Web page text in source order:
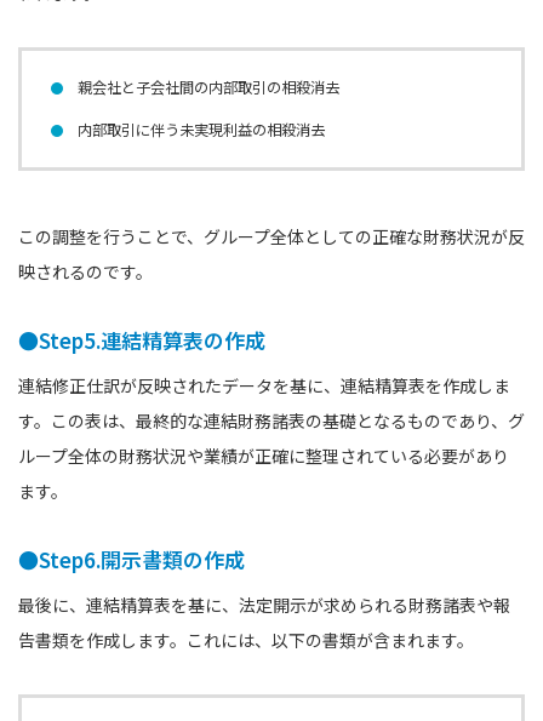
親会社と子会社間の内部取引の相殺消去
内部取引に伴う未実現利益の相殺消去
この調整を行うことで、グループ全体としての正確な財務状況が反
映されるのです。
●Step5.連結精算表の作成
連結修正仕訳が反映されたデータを基に、連結精算表を作成しま
す。この表は、最終的な連結財務諸表の基礎となるものであり、グ
ループ全体の財務状況や業績が正確に整理されている必要があり
ます。
●Step6.開示書類の作成
最後に、連結精算表を基に、法定開示が求められる財務諸表や報
告書類を作成します。これには、以下の書類が含まれます。